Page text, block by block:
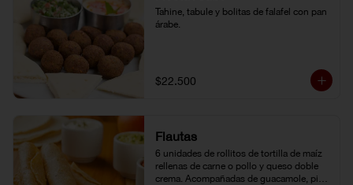
Tahine, tabule y bolitas de falafel con pan
árabe.
$22.500
Flautas
6 unidades de rollitos de tortilla de maíz
rellenas de carne o pollo y queso doble
crema. Acompañadas de guacamole, pico